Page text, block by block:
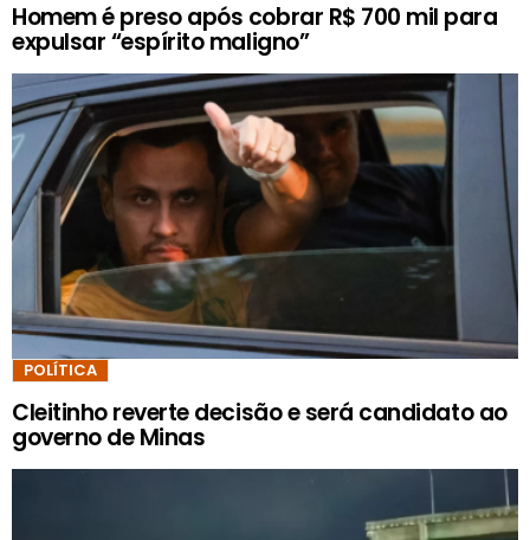
Homem é preso após cobrar R$ 700 mil para
expulsar “espírito maligno”
POLÍTICA
Cleitinho reverte decisão e será candidato ao
governo de Minas